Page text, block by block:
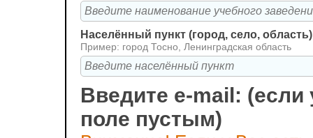
Населённый пункт (город, село,
Пример: город Тосно, Ленинградская область
Введите e-mail: (если
поле пустым)